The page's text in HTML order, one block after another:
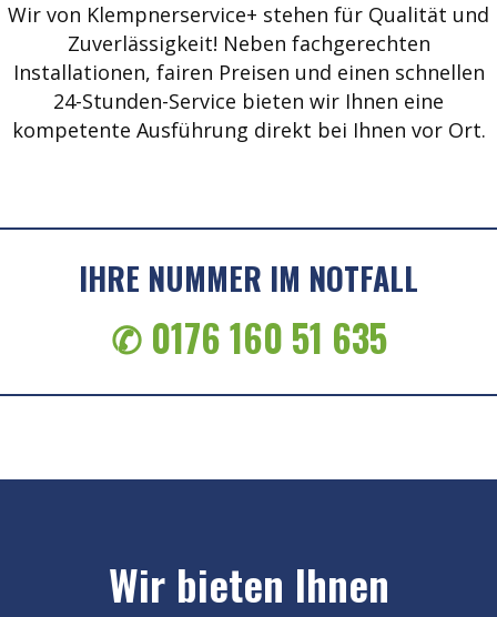
Wir von Klempnerservice+ stehen für Qualität und
Zuverlässigkeit! Neben fachgerechten
Installationen, fairen Preisen und einen schnellen
24-Stunden-Service bieten wir Ihnen eine
kompetente Ausführung direkt bei Ihnen vor Ort.
IHRE NUMMER IM NOTFALL
✆ 0176 160 51 635
Wir bieten Ihnen